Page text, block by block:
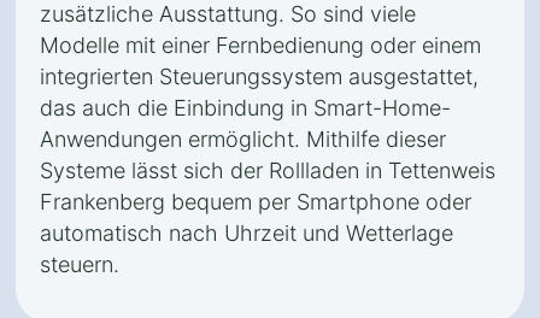
zusätzliche Ausstattung. So sind viele
Modelle mit einer Fernbedienung oder einem
integrierten Steuerungssystem ausgestattet,
das auch die Einbindung in Smart-Home-
Anwendungen ermöglicht. Mithilfe dieser
Systeme lässt sich der Rollladen in Tettenweis
Frankenberg bequem per Smartphone oder
automatisch nach Uhrzeit und Wetterlage
steuern.